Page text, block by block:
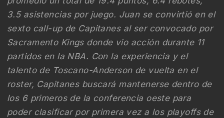
3.5 asistencias por juego. Juan se convirtió en el
sexto call-up de Capitanes al ser convocado por
Sacramento Kings donde vio acción durante 11
partidos en la NBA. Con la experiencia y el
talento de Toscano-Anderson de vuelta en el
roster, Capitanes buscará mantenerse dentro de
los 6 primeros de la conferencia oeste para
poder clasificar por primera vez a los playoffs de